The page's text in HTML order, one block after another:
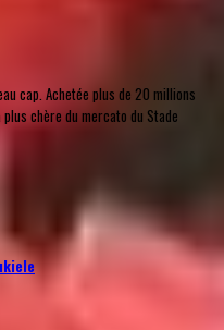
cap. Achetée plus de 20 millions
chère du mercato du Stade